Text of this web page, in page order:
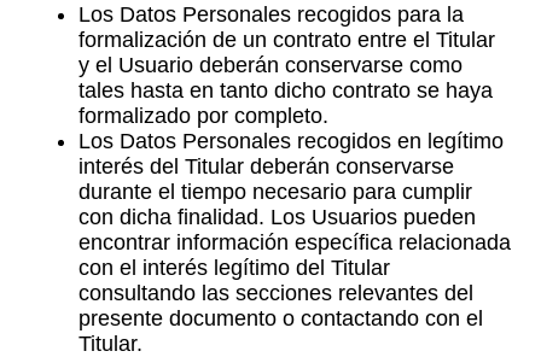
Los Datos Personales recogidos para la
formalización de un contrato entre el Titular
y el Usuario deberán conservarse como
tales hasta en tanto dicho contrato se haya
formalizado por completo.
Los Datos Personales recogidos en legítimo
interés del Titular deberán conservarse
durante el tiempo necesario para cumplir
con dicha finalidad. Los Usuarios pueden
encontrar información específica relacionada
con el interés legítimo del Titular
consultando las secciones relevantes del
presente documento o contactando con el
Titular.